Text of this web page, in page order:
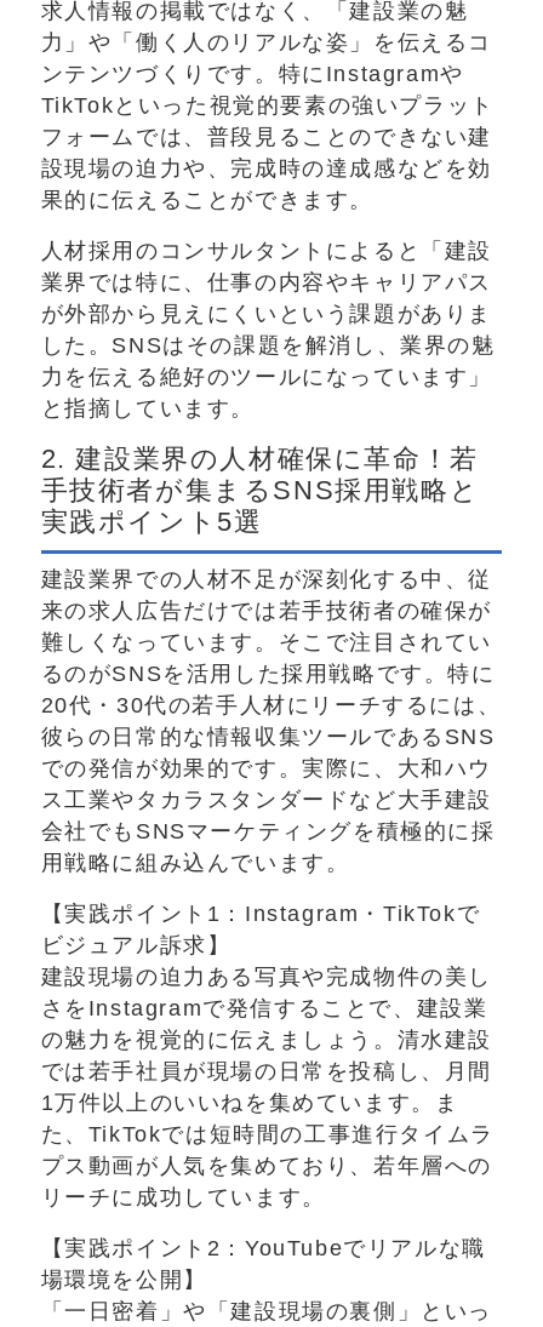
求人情報の掲載ではなく、「建設業の魅
力」や「働く人のリアルな姿」を伝えるコ
ンテンツづくりです。特にInstagramや
TikTokといった視覚的要素の強いプラット
フォームでは、普段見ることのできない建
設現場の迫力や、完成時の達成感などを効
果的に伝えることができます。
人材採用のコンサルタントによると「建設
業界では特に、仕事の内容やキャリアパス
が外部から見えにくいという課題がありま
した。SNSはその課題を解消し、業界の魅
力を伝える絶好のツールになっています」
と指摘しています。
2. 建設業界の人材確保に革命！若
手技術者が集まるSNS採用戦略と
実践ポイント5選
建設業界での人材不足が深刻化する中、従
来の求人広告だけでは若手技術者の確保が
難しくなっています。そこで注目されてい
るのがSNSを活用した採用戦略です。特に
20代・30代の若手人材にリーチするには、
彼らの日常的な情報収集ツールであるSNS
での発信が効果的です。実際に、大和ハウ
ス工業やタカラスタンダードなど大手建設
会社でもSNSマーケティングを積極的に採
用戦略に組み込んでいます。
【実践ポイント1：Instagram・TikTokで
ビジュアル訴求】
建設現場の迫力ある写真や完成物件の美し
さをInstagramで発信することで、建設業
の魅力を視覚的に伝えましょう。清水建設
では若手社員が現場の日常を投稿し、月間
1万件以上のいいねを集めています。ま
た、TikTokでは短時間の工事進行タイムラ
プス動画が人気を集めており、若年層への
リーチに成功しています。
【実践ポイント2：YouTubeでリアルな職
場環境を公開】
「一日密着」や「建設現場の裏側」といっ